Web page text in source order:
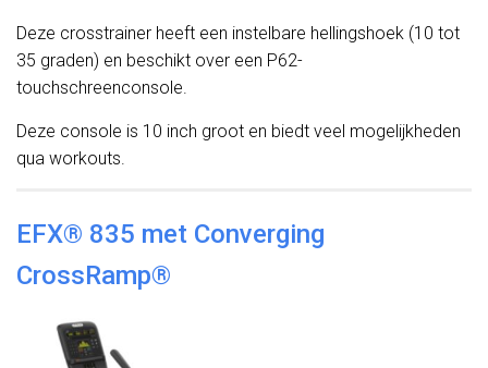
Deze crosstrainer heeft een instelbare hellingshoek (10 tot
35 graden) en beschikt over een P62-
touchschreenconsole.
Deze console is 10 inch groot en biedt veel mogelijkheden
qua workouts.
EFX® 835 met Converging
CrossRamp®